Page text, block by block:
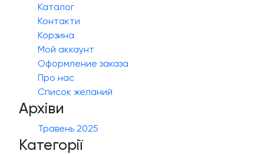
Каталог
Контакти
Корзина
Мой аккаунт
Оформление заказа
Про нас
Список желаний
Архіви
Травень 2025
Категорії